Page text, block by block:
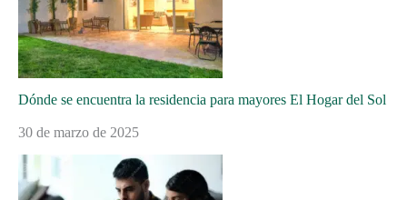
Dónde se encuentra la residencia para mayores El Hogar del Sol
30 de marzo de 2025